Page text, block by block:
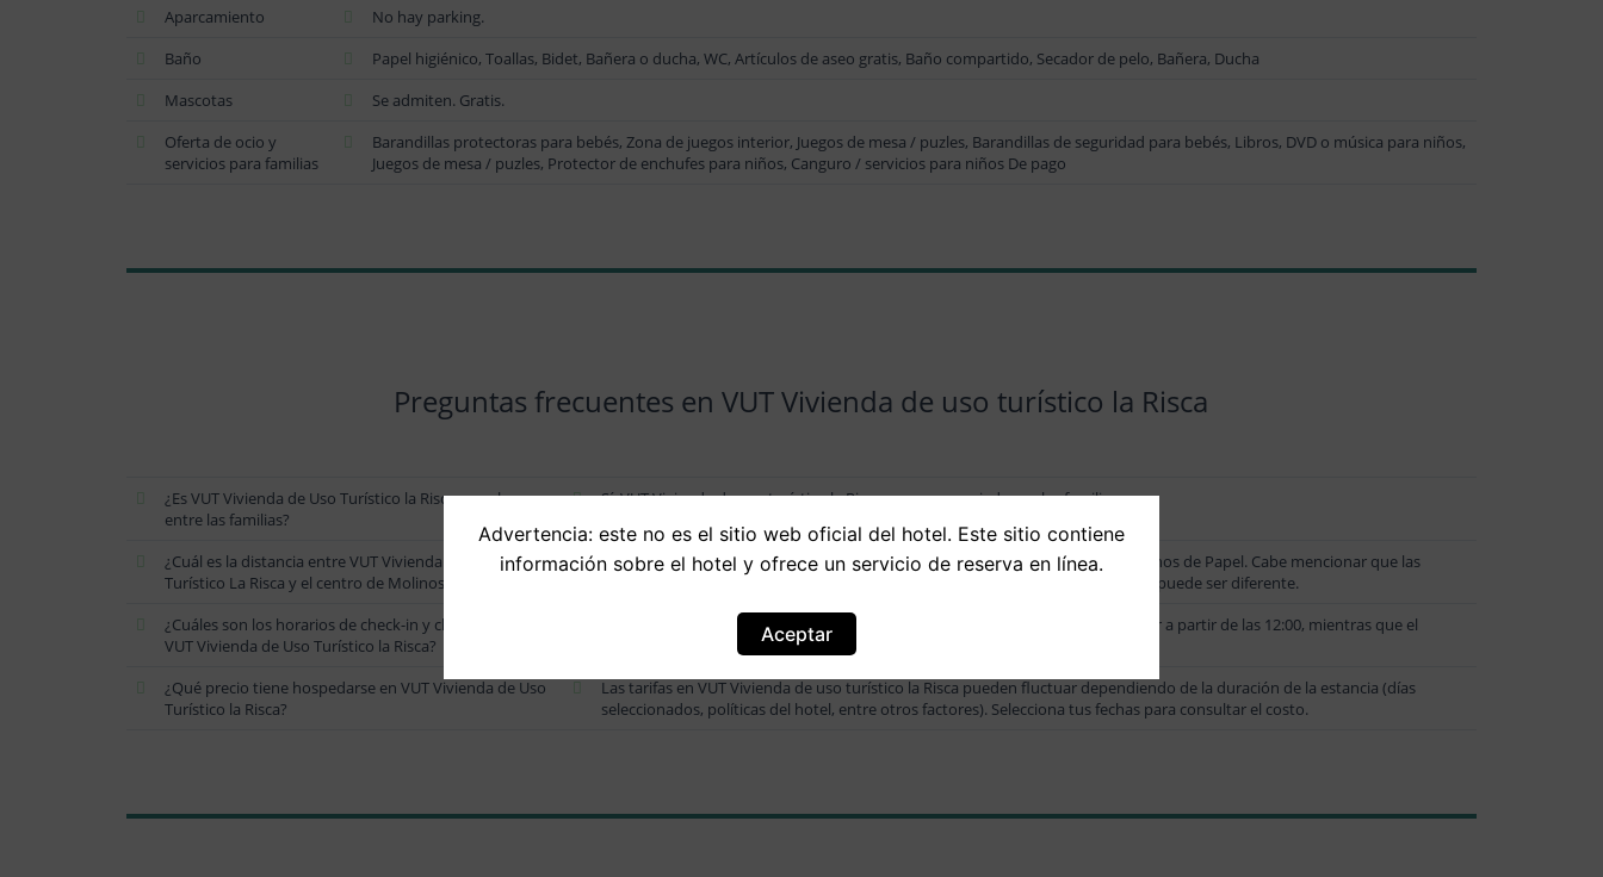
Aparcamiento
No hay parking.
Baño
Papel higiénico, Toallas, Bidet, Bañera o ducha, WC, Artículos de aseo gratis, Baño compartido, Secador de pelo, Bañera, Ducha
Mascotas
Se admiten. Gratis.
Oferta de ocio y
servicios para familias
Barandillas protectoras para bebés, Zona de juegos interior, Juegos de mesa / puzles, Barandillas de seguridad para bebés, Libros, DVD o música para niños,
Juegos de mesa / puzles, Protector de enchufes para niños, Canguro / servicios para niños De pago
Preguntas frecuentes en VUT Vivienda de uso turístico la Risca
¿Es VUT Vivienda de Uso Turístico la Risca popular
entre las familias?
Sí, VUT Vivienda de uso turístico la Risca es muy apreciada por las familias.
¿Cuál es la distancia entre VUT Vivienda de Uso
Turístico La Risca y el centro de Molinos de Papel?
La Vivienda de Uso Turístico la Risca se encuentra a 1,1 km del corazón de Molinos de Papel. Cabe mencionar que las
distancias son calculadas en línea recta, por lo que la distancia efectiva de viaje puede ser diferente.
¿Cuáles son los horarios de check-in y check-out en
VUT Vivienda de Uso Turístico la Risca?
El registro de entrada en VUT Vivienda de uso turístico la Risca se puede realizar a partir de las 12:00, mientras que el
registro de salida es posible hasta las 17:00.
¿Qué precio tiene hospedarse en VUT Vivienda de Uso
Turístico la Risca?
Las tarifas en VUT Vivienda de uso turístico la Risca pueden fluctuar dependiendo de la duración de la estancia (días
seleccionados, políticas del hotel, entre otros factores). Selecciona tus fechas para consultar el costo.
Advertencia: este no es el sitio web oficial del hotel. Este sitio contiene
información sobre el hotel y ofrece un servicio de reserva en línea.
Aceptar